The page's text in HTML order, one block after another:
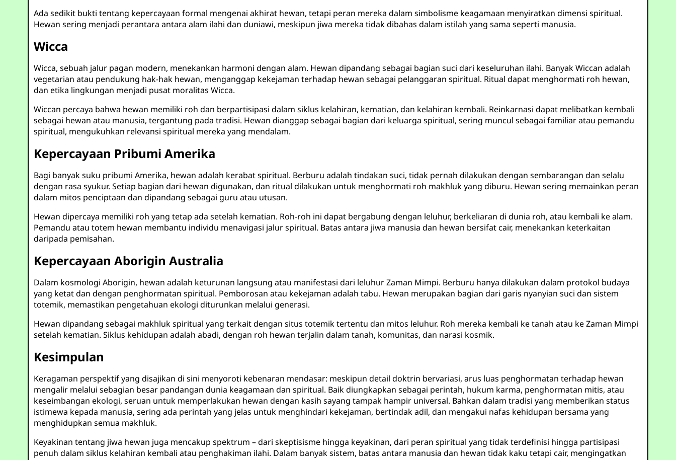
Ada sedikit bukti tentang kepercayaan formal mengenai akhirat hewan, tetapi peran mereka dalam simbolisme keagamaan menyiratkan dimensi spiritual.
Hewan sering menjadi perantara antara alam ilahi dan duniawi, meskipun jiwa mereka tidak dibahas dalam istilah yang sama seperti manusia.
Wicca
Wicca, sebuah jalur pagan modern, menekankan harmoni dengan alam. Hewan dipandang sebagai bagian suci dari keseluruhan ilahi. Banyak Wiccan adalah
vegetarian atau pendukung hak-hak hewan, menganggap kekejaman terhadap hewan sebagai pelanggaran spiritual. Ritual dapat menghormati roh hewan,
dan etika lingkungan menjadi pusat moralitas Wicca.
Wiccan percaya bahwa hewan memiliki roh dan berpartisipasi dalam siklus kelahiran, kematian, dan kelahiran kembali. Reinkarnasi dapat melibatkan kembali
sebagai hewan atau manusia, tergantung pada tradisi. Hewan dianggap sebagai bagian dari keluarga spiritual, sering muncul sebagai familiar atau pemandu
spiritual, mengukuhkan relevansi spiritual mereka yang mendalam.
Kepercayaan Pribumi Amerika
Bagi banyak suku pribumi Amerika, hewan adalah kerabat spiritual. Berburu adalah tindakan suci, tidak pernah dilakukan dengan sembarangan dan selalu
dengan rasa syukur. Setiap bagian dari hewan digunakan, dan ritual dilakukan untuk menghormati roh makhluk yang diburu. Hewan sering memainkan peran
dalam mitos penciptaan dan dipandang sebagai guru atau utusan.
Hewan dipercaya memiliki roh yang tetap ada setelah kematian. Roh-roh ini dapat bergabung dengan leluhur, berkeliaran di dunia roh, atau kembali ke alam.
Pemandu atau totem hewan membantu individu menavigasi jalur spiritual. Batas antara jiwa manusia dan hewan bersifat cair, menekankan keterkaitan
daripada pemisahan.
Kepercayaan Aborigin Australia
Dalam kosmologi Aborigin, hewan adalah keturunan langsung atau manifestasi dari leluhur Zaman Mimpi. Berburu hanya dilakukan dalam protokol budaya
yang ketat dan dengan penghormatan spiritual. Pemborosan atau kekejaman adalah tabu. Hewan merupakan bagian dari garis nyanyian suci dan sistem
totemik, memastikan pengetahuan ekologi diturunkan melalui generasi.
Hewan dipandang sebagai makhluk spiritual yang terkait dengan situs totemik tertentu dan mitos leluhur. Roh mereka kembali ke tanah atau ke Zaman Mimpi
setelah kematian. Siklus kehidupan adalah abadi, dengan roh hewan terjalin dalam tanah, komunitas, dan narasi kosmik.
Kesimpulan
Keragaman perspektif yang disajikan di sini menyoroti kebenaran mendasar: meskipun detail doktrin bervariasi, arus luas penghormatan terhadap hewan
mengalir melalui sebagian besar pandangan dunia keagamaan dan spiritual. Baik diungkapkan sebagai perintah, hukum karma, penghormatan mitis, atau
keseimbangan ekologi, seruan untuk memperlakukan hewan dengan kasih sayang tampak hampir universal. Bahkan dalam tradisi yang memberikan status
istimewa kepada manusia, sering ada perintah yang jelas untuk menghindari kekejaman, bertindak adil, dan mengakui nafas kehidupan bersama yang
menghidupkan semua makhluk.
Keyakinan tentang jiwa hewan juga mencakup spektrum – dari skeptisisme hingga keyakinan, dari peran spiritual yang tidak terdefinisi hingga partisipasi
penuh dalam siklus kelahiran kembali atau penghakiman ilahi. Dalam banyak sistem, batas antara manusia dan hewan tidak kaku tetapi cair, mengingatkan